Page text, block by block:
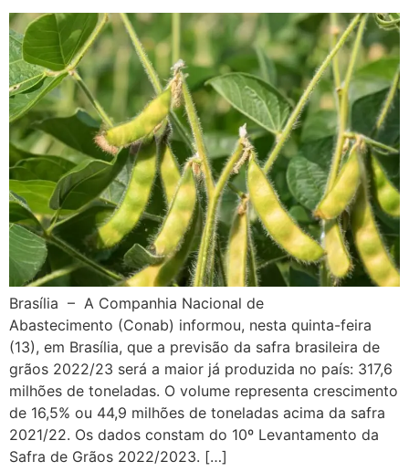
Brasília – A Companhia Nacional de
Abastecimento (Conab) informou, nesta quinta-feira
(13), em Brasília, que a previsão da safra brasileira de
grãos 2022/23 será a maior já produzida no país: 317,6
milhões de toneladas. O volume representa crescimento
de 16,5% ou 44,9 milhões de toneladas acima da safra
2021/22. Os dados constam do 10º Levantamento da
Safra de Grãos 2022/2023. […]